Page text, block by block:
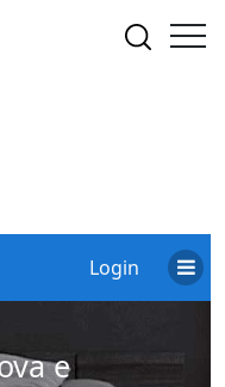
Login
e